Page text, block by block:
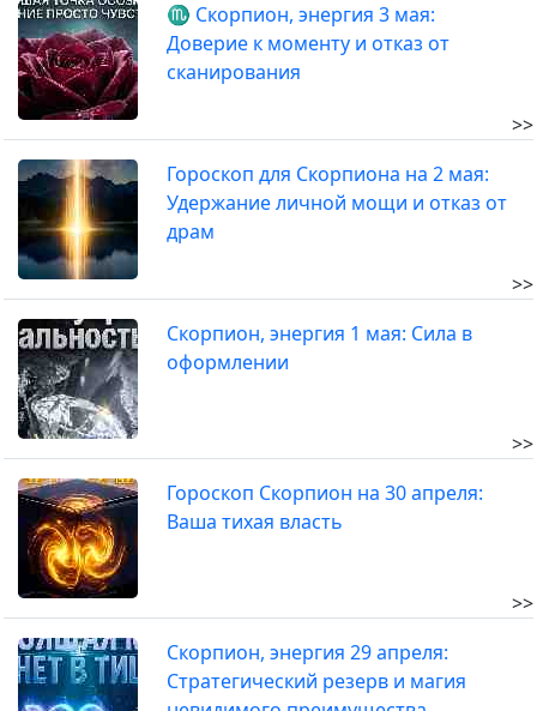
♏ Скорпион, энергия 3 мая:
Доверие к моменту и отказ от
сканирования
>>
Гороскоп для Скорпиона на 2 мая:
Удержание личной мощи и отказ от
драм
>>
Скорпион, энергия 1 мая: Сила в
оформлении
>>
Гороскоп Скорпион на 30 апреля:
Ваша тихая власть
>>
Скорпион, энергия 29 апреля:
Стратегический резерв и магия